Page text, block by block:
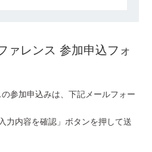
ァレンス 参加申込フォ
参加申込みは、下記メールフォー
力内容を確認」ボタンを押して送